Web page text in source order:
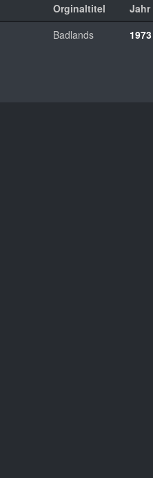
Orginaltitel Jahr
Badlands 1973